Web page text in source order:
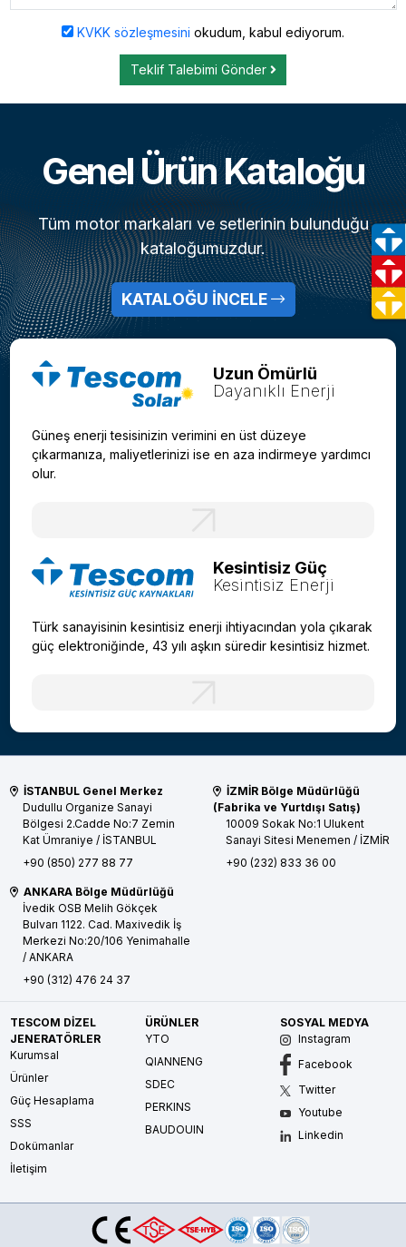
KVKK sözleşmesini okudum, kabul ediyorum.
Teklif Talebimi Gönder
Genel Ürün Kataloğu
Tüm motor markaları ve setlerinin bulunduğu
kataloğumuzdur.
KATALOĞU İNCELE
Uzun Ömürlü
Dayanıklı Enerji
Güneş enerji tesisinizin verimini en üst düzeye
çıkarmanıza, maliyetlerinizi ise en aza indirmeye yardımcı
olur.
Kesintisiz Güç
Kesintisiz Enerji
Türk sanayisinin kesintisiz enerji ihtiyacından yola çıkarak
güç elektroniğinde, 43 yılı aşkın süredir kesintisiz hizmet.
İSTANBUL Genel Merkez
Dudullu Organize Sanayi
Bölgesi 2.Cadde No:7 Zemin
Kat Ümraniye / İSTANBUL
+90 (850) 277 88 77
İZMİR Bölge Müdürlüğü
(Fabrika ve Yurtdışı Satış)
10009 Sokak No:1 Ulukent
Sanayi Sitesi Menemen / İZMİR
+90 (232) 833 36 00
ANKARA Bölge Müdürlüğü
İvedik OSB Melih Gökçek
Bulvarı 1122. Cad. Maxivedik İş
Merkezi No:20/106 Yenimahalle
/ ANKARA
+90 (312) 476 24 37
TESCOM DİZEL
JENERATÖRLER
Kurumsal
Ürünler
Güç Hesaplama
SSS
Dokümanlar
İletişim
ÜRÜNLER
YTO
QIANNENG
SDEC
PERKINS
BAUDOUIN
SOSYAL MEDYA
Instagram
Facebook
Twitter
Youtube
Linkedin